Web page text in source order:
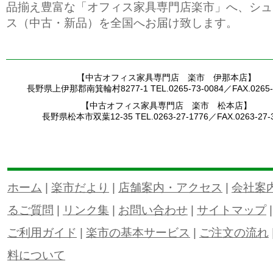
品揃え豊富な「オフィス家具専門店楽市」へ、シ
ス（中古・新品）を全国へお届け致します。
【中古オフィス家具専門店 楽市 伊那本店】
長野県上伊那郡南箕輪村8277-1 TEL.0265-73-0084／
【中古オフィス家具専門店 楽市 松本店】
長野県松本市双葉12-35 TEL.0263-27-1776／FAX.0263-27-
ホーム 楽市だより 店舗案内・アクセス
会社案
るご質問
リンク集 お問い合わせ サイトマップ
ご利用ガイド
楽市の基本サービス ご注文の流れ
料について